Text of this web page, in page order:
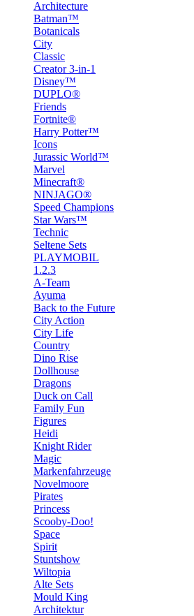
Architecture
Batman™
Botanicals
City
Classic
Creator 3-in-1
Disney™
DUPLO®
Friends
Fortnite®
Harry Potter™
Icons
Jurassic World™
Marvel
Minecraft®
NINJAGO®
Speed Champions
Star Wars™
Technic
Seltene Sets
PLAYMOBIL
1.2.3
A-Team
Ayuma
Back to the Future
City Action
City Life
Country
Dino Rise
Dollhouse
Dragons
Duck on Call
Family Fun
Figures
Heidi
Knight Rider
Magic
Markenfahrzeuge
Novelmoore
Pirates
Princess
Scooby-Doo!
Space
Spirit
Stuntshow
Wiltopia
Alte Sets
Mould King
Architektur